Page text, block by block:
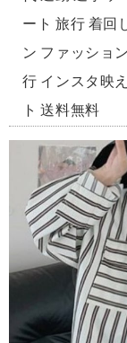
ート 旅行 着回
ン ファッショ
行 インスタ映
ト 送料無料